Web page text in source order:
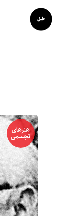
هنرهای
تجسمی